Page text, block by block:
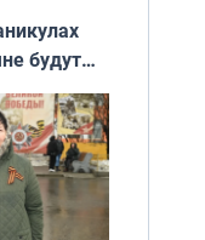
будут